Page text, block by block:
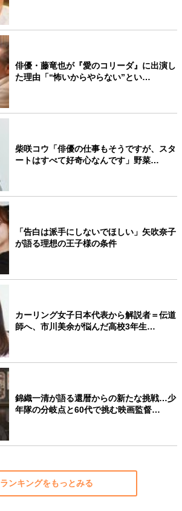
俳優・藤竜也が『愛のコリーダ』に出演し
た理由「“怖いからやらない”とい…
柴咲コウ「俳優の仕事もそうですが、スタ
ートはすべて好奇心なんです」野菜…
「告白は派手にしないでほしい」矢吹奈子
が語る理想の王子様の条件
カーリング女子日本代表から解説者＝伝道
師へ、市川美余が悩んだ高校3年生…
錦織一清が語る還暦からの新たな挑戦…少
年隊の分岐点と60代で挑む映画監督…
ランキングをもっとみる